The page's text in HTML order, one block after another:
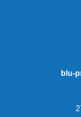
blu-